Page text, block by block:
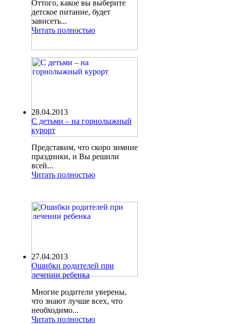
Оттого, какое вы выберите
детское питание, будет
зависеть...
Читать полностью
28.04.2013
С детьми – на горнолыжный
курорт
Представим, что скоро зимние
праздники, и Вы решили
всей...
Читать полностью
27.04.2013
Ошибки родителей при
лечении ребенка
Многие родители уверены,
что знают лучше всех, что
необходимо...
Читать полностью